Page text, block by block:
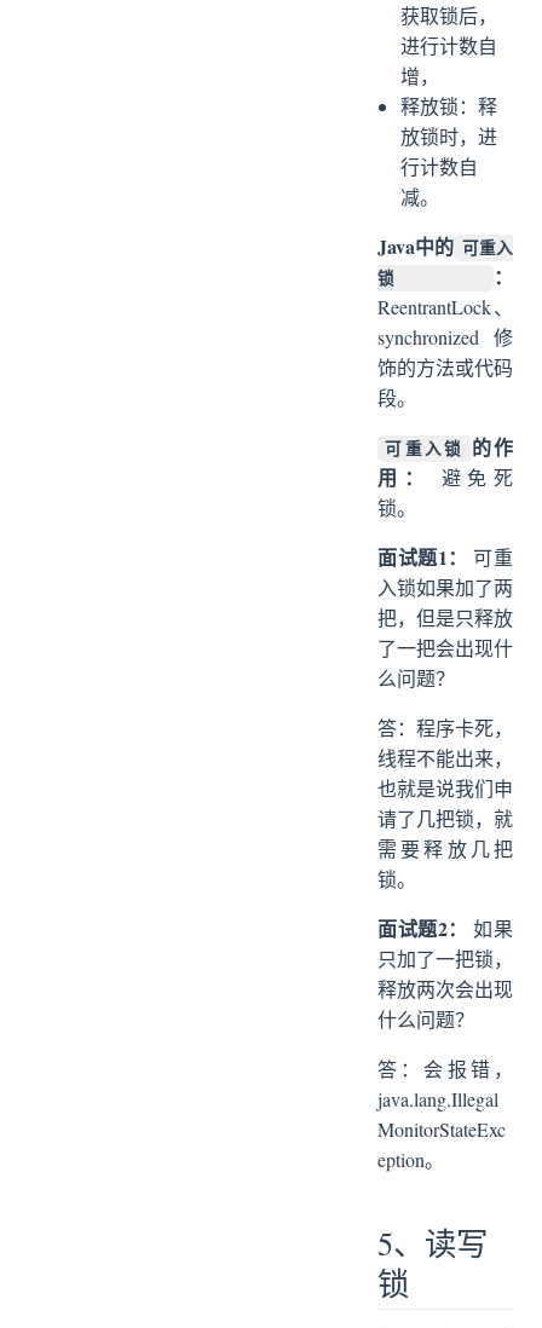
获取锁后，
进行计数自
增，
释放锁：释
放锁时，进
行计数自
减。
Java中的 可重入
锁
：
ReentrantLock、
synchronized修
饰的方法或代码
段。
可重入锁
的作
用：
避免死
锁。
面试题1：
可重
入锁如果加了两
把，但是只释放
了一把会出现什
么问题？
答：程序卡死，
线程不能出来，
也就是说我们申
请了几把锁，就
需要释放几把
锁。
面试题2：
如果
只加了一把锁，
释放两次会出现
什么问题？
答：会报错，
java.lang.Illegal
MonitorStateExc
eption。
5、读写
锁